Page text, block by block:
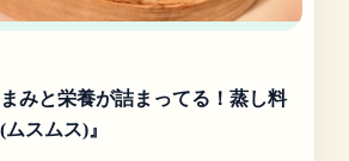
みと栄養が詰まってる！蒸し料
スムス)』